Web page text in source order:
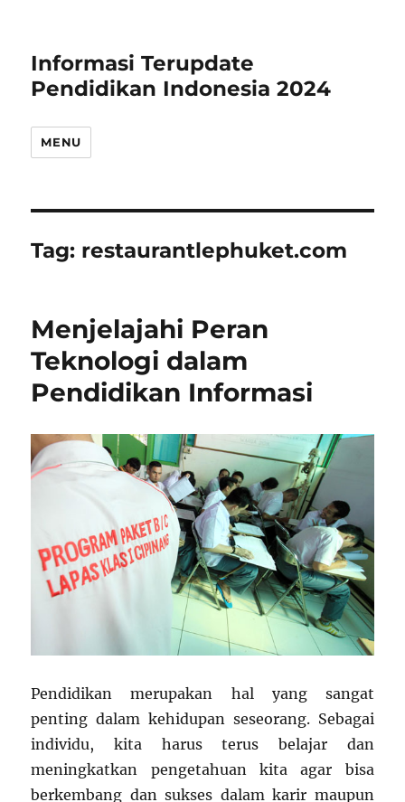
Informasi Terupdate
Pendidikan Indonesia 2024
MENU
Tag: restaurantlephuket.com
Menjelajahi Peran
Teknologi dalam
Pendidikan Informasi
Pendidikan merupakan hal yang sangat
penting dalam kehidupan seseorang. Sebagai
individu, kita harus terus belajar dan
meningkatkan pengetahuan kita agar bisa
berkembang dan sukses dalam karir maupun